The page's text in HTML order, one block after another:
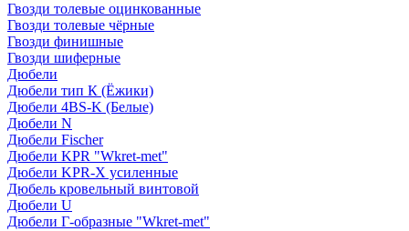
Гвозди толевые оцинкованные
Гвозди толевые чёрные
Гвозди финишные
Гвозди шиферные
Дюбели
Дюбели тип К (Ёжики)
Дюбели 4BS-K (Белые)
Дюбели N
Дюбели Fischer
Дюбели KPR "Wkret-met"
Дюбели KPR-Х усиленные
Дюбель кровельный винтовой
Дюбели U
Дюбели Г-образные "Wkret-met"